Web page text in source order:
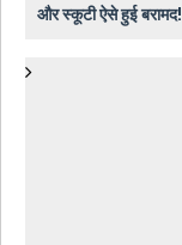
और स्कूटी ऐसे हुई बरामद!